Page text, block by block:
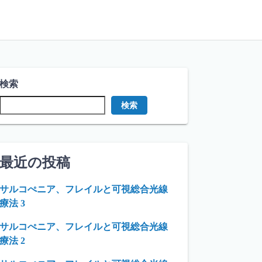
検索
検索
最近の投稿
サルコぺニア、フレイルと可視総合光線
療法 3
サルコぺニア、フレイルと可視総合光線
療法 2